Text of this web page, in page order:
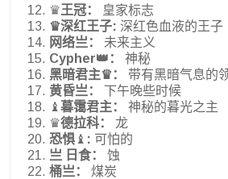
♛王冠：
皇家标志
♛深红王子: 深红色血液的王子
网络亗： 未来主义
Cypher👑：
神秘
黑暗君主♛： 带有黑暗气息的
黄昏亗：
下午晚些时候
♝ 暮霭君主： 神秘的暮光之主
♛德拉科： 龙
恐惧 ♝ : 可怕的
亗 日食： 蚀
桶亗： 煤炭